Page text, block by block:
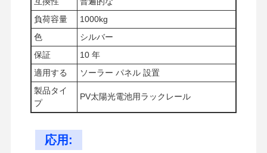
家へ 製品
に つい て
工場 ツアー
負荷容量
1000kg
色
シルバー
保証
10 年
適用する
ソーラー パネル 設置
製品タイ
プ
PV太陽光電池用ラックレール
応用: